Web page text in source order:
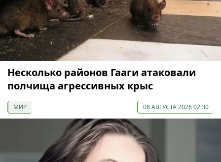
Несколько районов Гааги атаковали
полчища агрессивных крыс
МИР 08 АВГУСТА 2026 02:30